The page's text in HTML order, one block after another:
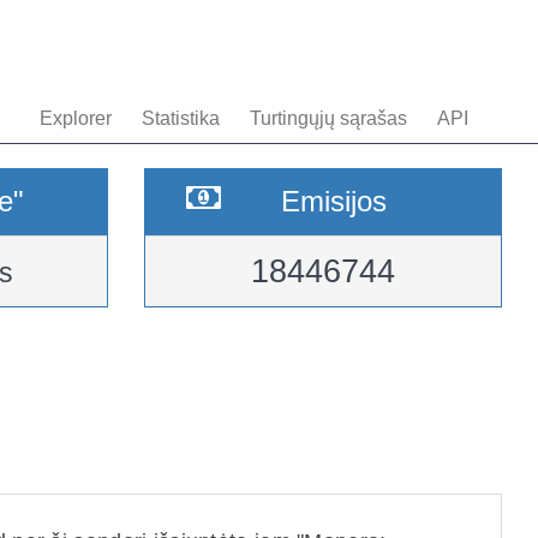
Explorer Statistika Turtingųjų sąrašas API
Emisijos
18446744